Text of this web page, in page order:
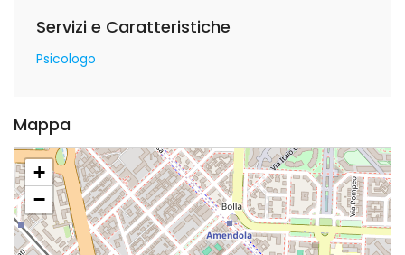
Servizi e Caratteristiche
Psicologo
Mappa
+
−